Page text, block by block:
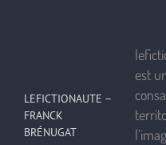
LEFICTIONAUTE –
FRANCK
BRÉNUGAT
est